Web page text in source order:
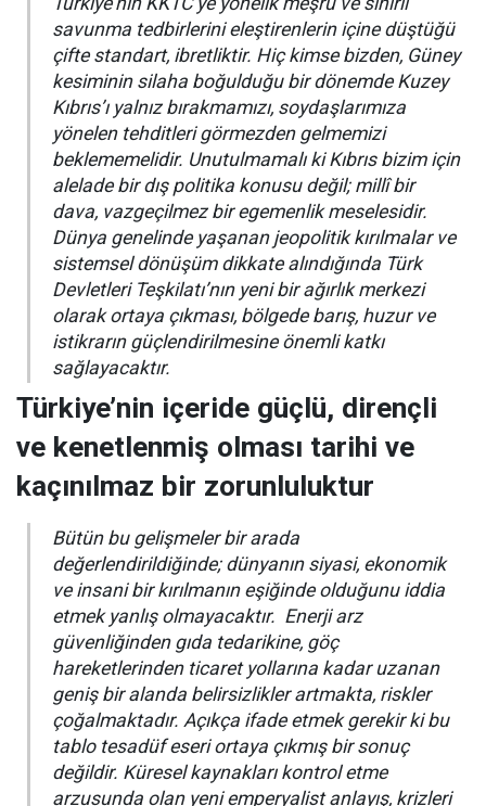
savunma tedbirlerini eleştirenlerin içine düştüğü
çifte standart, ibretliktir. Hiç kimse bizden, Güney
kesiminin silaha boğulduğu bir dönemde Kuzey
Kıbrıs’ı yalnız bırakmamızı, soydaşlarımıza
yönelen tehditleri görmezden gelmemizi
beklememelidir. Unutulmamalı ki Kıbrıs bizim için
alelade bir dış politika konusu değil; millî bir
dava, vazgeçilmez bir egemenlik meselesidir.
Dünya genelinde yaşanan jeopolitik kırılmalar ve
sistemsel dönüşüm dikkate alındığında Türk
Devletleri Teşkilatı’nın yeni bir ağırlık merkezi
olarak ortaya çıkması, bölgede barış, huzur ve
istikrarın güçlendirilmesine önemli katkı
sağlayacaktır.
Türkiye’nin içeride güçlü, dirençli
ve kenetlenmiş olması tarihi ve
kaçınılmaz bir zorunluluktur
Bütün bu gelişmeler bir arada
değerlendirildiğinde; dünyanın siyasi, ekonomik
ve insani bir kırılmanın eşiğinde olduğunu iddia
etmek yanlış olmayacaktır. Enerji arz
güvenliğinden gıda tedarikine, göç
hareketlerinden ticaret yollarına kadar uzanan
geniş bir alanda belirsizlikler artmakta, riskler
çoğalmaktadır. Açıkça ifade etmek gerekir ki bu
tablo tesadüf eseri ortaya çıkmış bir sonuç
değildir. Küresel kaynakları kontrol etme
arzusunda olan yeni emperyalist anlayış, krizleri